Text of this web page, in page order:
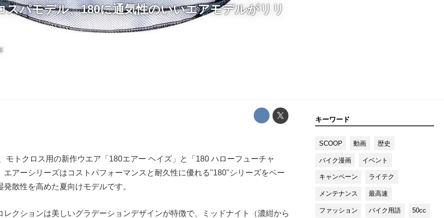
スパモデル、180に通気性のいいエアモデルがリリ
キーワード
SCOOP 動画 歴史
バイク漫画 イベント
キャンペーン ライテク
メンテナンス 最高速
ファッション バイク用語 50cc
モトクロス用の新作ウエア「180エアー ヘイズ」と「180 ハローフューチャ
エアーシリーズはコストパフォーマンスと耐久性に優れる"180"シリーズをベー
発散性を高めた夏向けモデルです。
レクションは美しいグラデーションデザインが特徴で、ミッドナイト（濃紺から